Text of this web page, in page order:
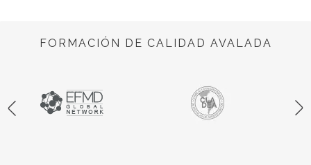
FORMACIÓN DE CALIDAD AVALADA